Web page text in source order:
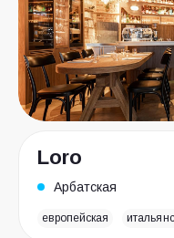
Loro
Арбатская
европейская